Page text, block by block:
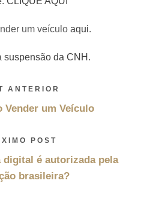
um veículo aqui.
suspensão da CNH .
ANTERIOR
Vender um Veículo
POST
digital é autorizada pela
brasileira?